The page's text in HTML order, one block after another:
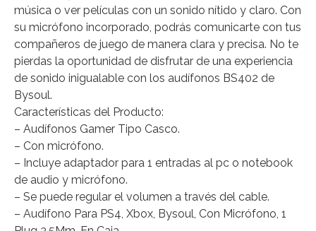
música o ver películas con un sonido nítido y claro. Con
su micrófono incorporado, podrás comunicarte con tus
compañeros de juego de manera clara y precisa. No te
pierdas la oportunidad de disfrutar de una experiencia
de sonido inigualable con los audífonos BS402 de
Bysoul.
Características del Producto:
– Audífonos Gamer Tipo Casco.
– Con micrófono.
– Incluye adaptador para 1 entradas al pc o notebook
de audio y micrófono.
– Se puede regular el volumen a través del cable.
– Audífono Para PS4, Xbox, Bysoul, Con Micrófono, 1